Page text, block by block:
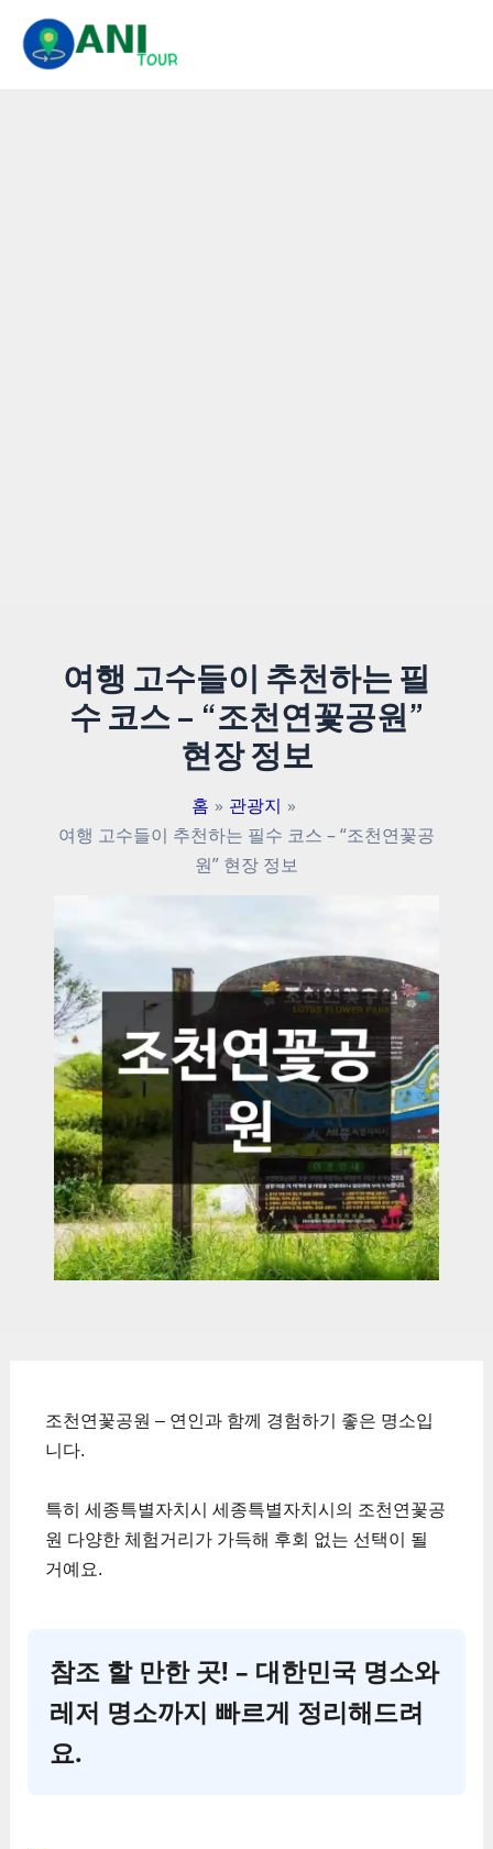
여행 고수들이 추천하는 필
수 코스 – “조천연꽃공원”
현장 정보
홈
관광지
여행 고수들이 추천하는 필수 코스 – “조천연꽃공
원” 현장 정보
조천연꽃공원 – 연인과 함께 경험하기 좋은 명소입
니다.
특히 세종특별자치시 세종특별자치시의 조천연꽃공
원 다양한 체험거리가 가득해 후회 없는 선택이 될
거예요.
참조 할 만한 곳! – 대한민국 명소와
레저 명소까지 빠르게 정리해드려
요.